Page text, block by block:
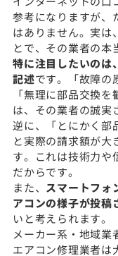
参考になりますが、
はありません。実は
とで、その業者の本
特に注目したいのは
記述です。「故障の
「無理に部品交換
は、その業者の誠実
逆に、「とにかく部
と実際の請求額が大
す。これは技術力や
だからです。
また、 スマートフォ
アコンの様子が投稿
いと考えられます。
メーカー系・地域業
エアコン修理業者は